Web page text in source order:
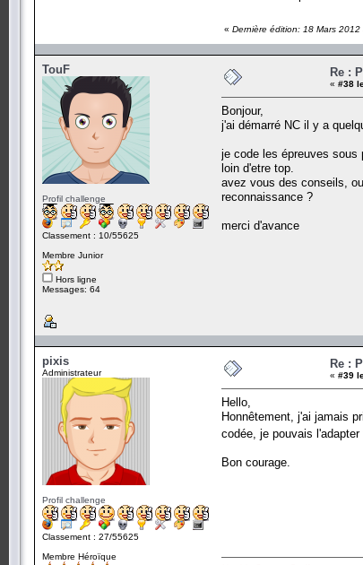
« Dernière édition: 18 Mars
TouF
Profil challenge
Classement : 10/55625
Membre Junior
Hors ligne
Messages: 64
Re :
« #38
Bonjour,
j'ai démarré NC il y a
je code les épreuves sous
loin d'etre top.
avez vous des conseils,
reconnaissance ?
merci d'avance
pixis
Administrateur
Profil challenge
Classement : 27/55625
Membre Héroïque
Re :
« #39
Hello,
Honnêtement, j'ai jamais
codée, je pouvais
Bon courage.